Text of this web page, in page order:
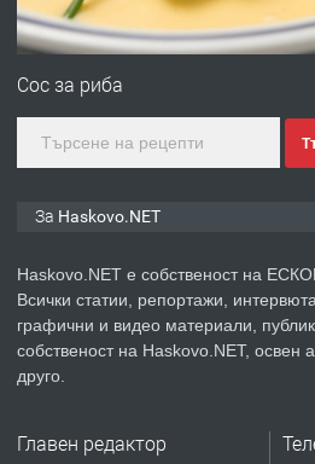
ПРЕДЛАГА
ПРОСТОРЕН
ПРЕДЛАГА СГЛОБЯВАНЕ
Сос за риба
За Haskovo.NET
Haskovo.NET е собственост на
Всички статии, репортажи, интервюта
графични и видео материали,
собственост на Haskovo.NET, освен
друго.
Главен редактор